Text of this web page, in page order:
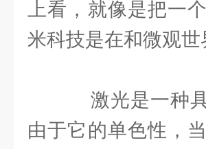
上看，就像是把一
米科技是在和微观世
激光是一种
由于它的单色性，